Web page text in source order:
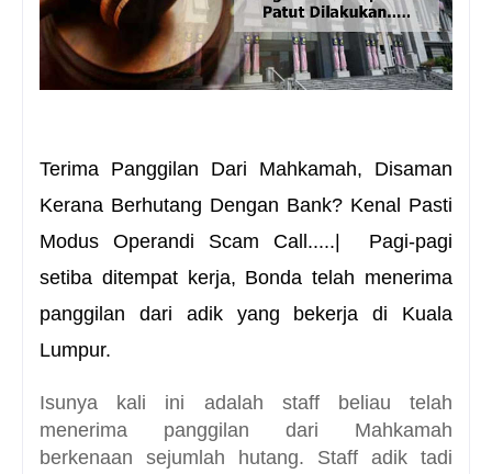
Terima Panggilan Dari Mahkamah, Disaman
Kerana Berhutang Dengan Bank? Kenal Pasti
Modus Operandi Scam Call.....| Pagi-pagi
setiba ditempat kerja, Bonda telah menerima
panggilan dari adik yang bekerja di Kuala
Lumpur.
Isunya kali ini adalah staff beliau telah
menerima panggilan dari Mahkamah
berkenaan sejumlah hutang. Staff adik tadi